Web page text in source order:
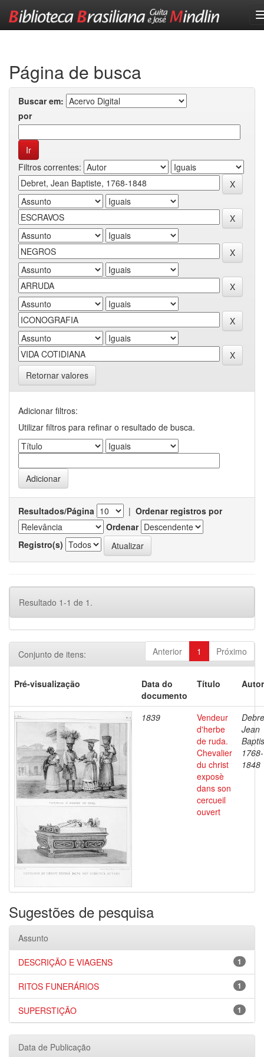
Página de busca
Buscar em:
por
Filtros correntes:
Retornar valores
Adicionar filtros:
Utilizar filtros para refinar o resultado de busca.
Resultados/Página | Ordenar registros por
Ordenar
Registro(s)
Resultado 1-1 de 1.
Anterior 1 Próximo
Conjunto de itens:
Pré-visualização
Data do
documento
Título
1839
Vendeur
d'herbe
de ruda.
Chevalier
du christ
exposè
dans son
cercueil
ouvert
Jean
1768-
1848
Sugestões de pesquisa
Assunto
1
DESCRIÇÃO E VIAGENS
1
RITOS FUNERÁRIOS
1
SUPERSTIÇÃO
Data de Publicação